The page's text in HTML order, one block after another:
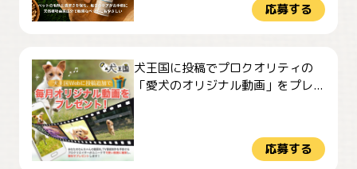
応募する
犬王国に投稿でプロクオリティの
「愛犬のオリジナル動画」をプレ...
応募する